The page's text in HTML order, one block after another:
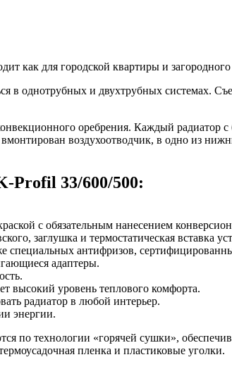
как для городской квартиры и
однотрубных и двухтрубных системах.
оребрения. Каждый
воздухоотводчик, в одно из
Profil 33/600/500:
с обязательным нанесением
заглушка и термостатическая вставка
специальных антифризов,
адаптеры.
высокий уровень теплового комфорта.
радиатор в любой интерьер.
энергии.
по технологии «горячей сушки»,
пленка и пластиковые уголки.